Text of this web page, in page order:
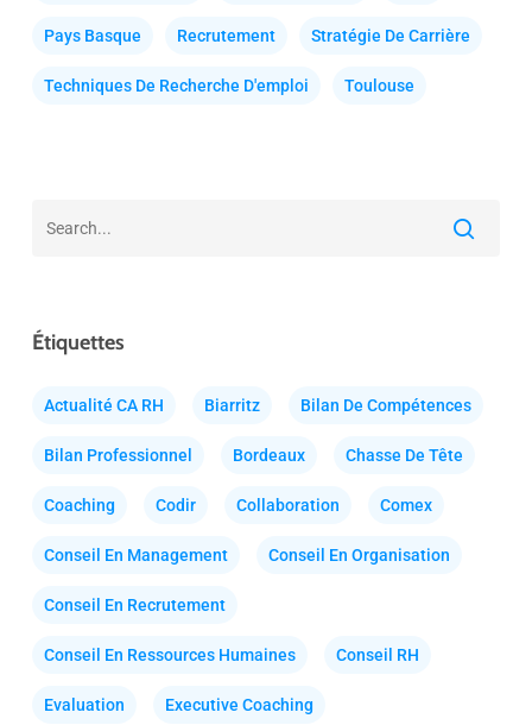
Pays Basque Recrutement Stratégie De Carrière
Techniques De Recherche D'emploi Toulouse
Étiquettes
Actualité CA RH Biarritz Bilan De Compétences
Bilan Professionnel Bordeaux Chasse De Tête
Coaching Codir Collaboration Comex
Conseil En Management Conseil En Organisation
Conseil En Recrutement
Conseil En Ressources Humaines Conseil RH
Evaluation Executive Coaching